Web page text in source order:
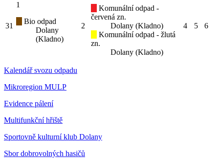
31
1
Bio odpad
Dolany
(Kladno)
2
Komunální odpad -
červená zn.
Dolany (Kladno)
Komunální odpad - žlutá
zn.
Dolany (Kladno)
4 5 6
Kalendář svozu odpadu
Mikroregion MULP
Evidence pálení
Multifunkční hřiště
Sportovně kulturní klub Dolany
Sbor dobrovolných hasičů